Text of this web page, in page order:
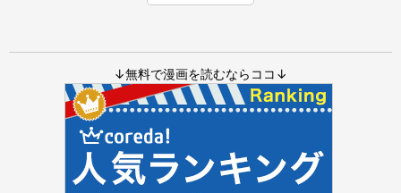
↓無料で漫画を読むならココ↓